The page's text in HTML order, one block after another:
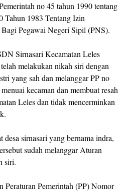
no 45 tahun 1990 tentang
Tahun 1983 Tentang Izin
Pegawai Negeri Sipil (PNS).
Sirnasari Kecamatan Leles
melakukan nikah siri dengan
yang sah dan melanggar PP no
kecaman dan membuat resah
Leles dan tidak mencerminkan
desa sirnasari yang bernama indra,
sudah melanggar Aturan
siri.
Peraturan Pemerintah (PP) Nomor